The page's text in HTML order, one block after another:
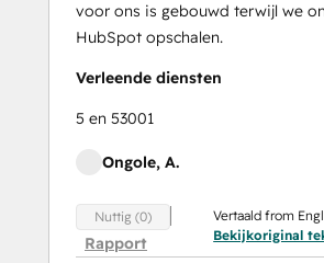
voor ons is gebouwd terwijl we
HubSpot opschalen.
Verleende diensten
5 en 53001
Ongole, A.
Nuttig (0)
Rapport
Vertaald from
Bekijkoriginal